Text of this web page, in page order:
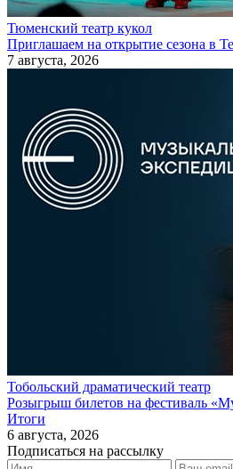
Тюменский театр кукол
Приглашаем на открытие сезона в
7 августа, 2026
Тобольский драматический театр
Розыгрыш билетов на фестиваль
Итоги
6 августа, 2026
Подписаться на рассылку